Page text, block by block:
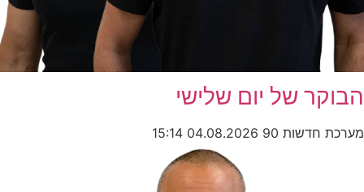
הבוקר של יום שלישי
מערכת חדשות 90 04.08.2026
15:14